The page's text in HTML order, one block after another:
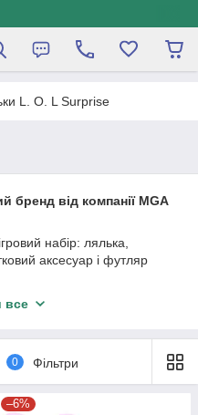
L. O. L Surprise
бренд від компанії MGA
набір: лялька,
аксесуар і футляр
7ми шарів! З
в сумочці-кулі.
одна плаче, друга
воді
все
0 Фільтри
–6%